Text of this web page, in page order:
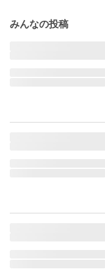
みんなの投稿